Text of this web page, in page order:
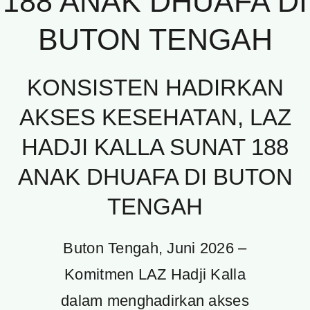
BUTON TENGAH
KONSISTEN HADIRKAN
AKSES KESEHATAN, LAZ
HADJI KALLA SUNAT 188
ANAK DHUAFA DI BUTON
TENGAH
Buton Tengah, Juni 2026 –
Komitmen LAZ Hadji Kalla
dalam menghadirkan akses